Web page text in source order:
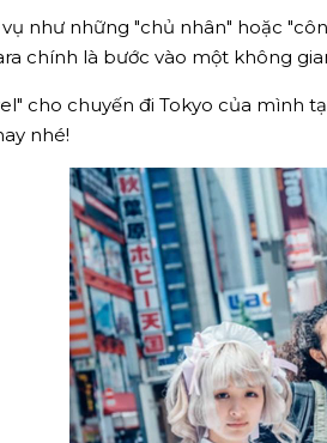
như những "chủ nhân" hoặc
chính là bước vào một không
cho chuyến đi Tokyo của mình
nhé!